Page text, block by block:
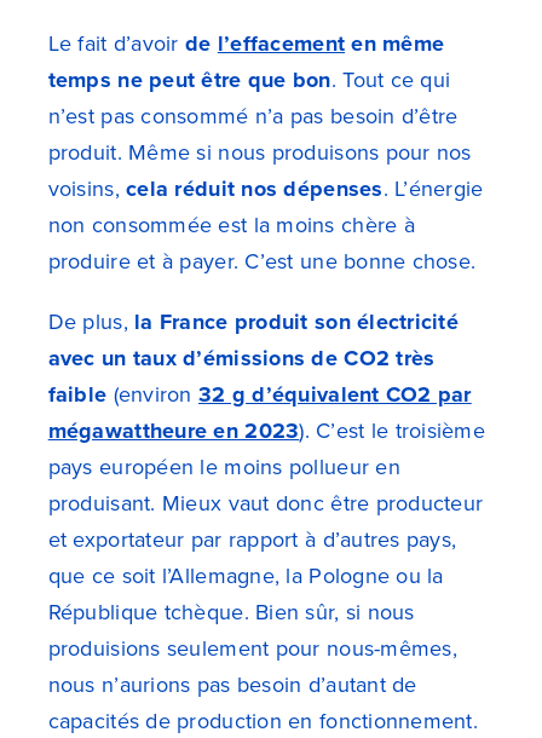
Le fait d’avoir de l’effacementen même
temps ne peut être que bon. Tout ce qui
n’est pas consommé n’a pas besoin d’être
produit. Même si nous produisons pour nos
voisins,cela réduit nos dépenses. L’énergie
non consommée est la moins chère à
produire et à payer. C’est une bonne chose.
De plus, la France produit son électricité
avec un taux d’émissions de CO2 très
faible (environ32 g d’équivalent CO2 par
mégawattheure en 2023). C’est le troisième
pays européen le moins pollueur en
produisant. Mieux vaut donc être producteur
et exportateur par rapport à d’autres pays,
que ce soit l’Allemagne, la Pologne ou la
République tchèque. Bien sûr, si nous
produisions seulement pour nous-mêmes,
nous n’aurions pas besoin d’autant de
capacités de production en fonctionnement.